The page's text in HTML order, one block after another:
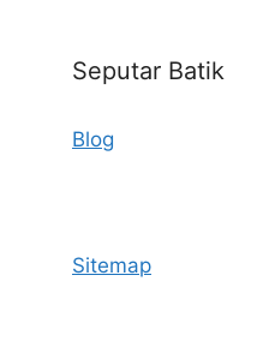
Seputar Batik
Blog
Sitemap